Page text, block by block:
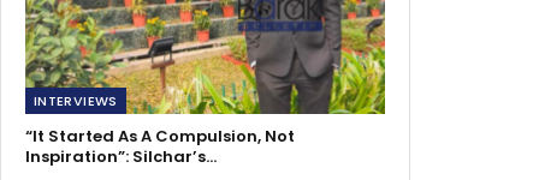
INTERVIEWS
“It Started As A Compulsion, Not
Inspiration”: Silchar’s…